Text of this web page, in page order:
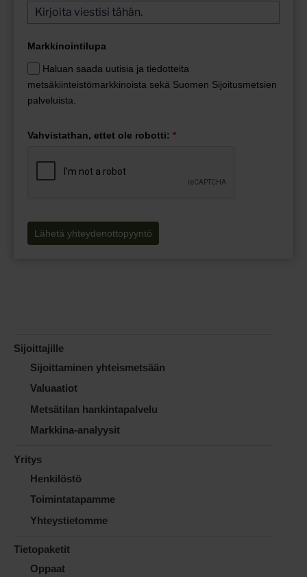
Markkinointilupa
Haluan saada uutisia ja tiedotteita
metsäkiinteistömarkkinoista sekä Suomen Sijoitusmetsien
palveluista.
Vahvistathan, ettet ole robotti: *
Lähetä yhteydenottopyyntö
Sijoittajille
Sijoittaminen yhteismetsään
Valuaatiot
Metsätilan hankintapalvelu
Markkina-analyysit
Yritys
Henkilöstö
Toimintatapamme
Yhteystietomme
Tietopaketit
Oppaat